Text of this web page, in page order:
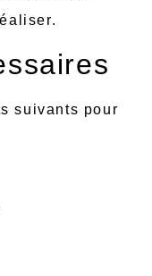
suivants pour